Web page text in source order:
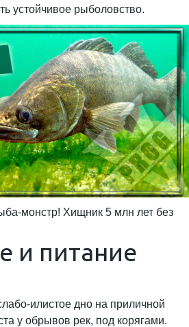
устойчивое рыболовство.
монстр! Хищник 5 млн лет без
и питание
илистое дно на приличной
у обрывов рек, под корягами.